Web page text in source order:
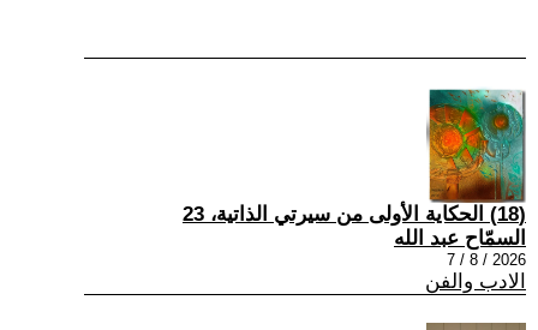
(18) الحكاية الأولى من سيرتي الذاتية، 23
السمّاح عبد الله
2026 / 8 / 7
الادب والفن